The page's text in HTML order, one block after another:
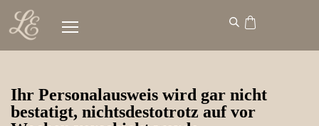
Ihr Personalausweis wird gar nicht
bestatigt, nichtsdestotrotz auf vor